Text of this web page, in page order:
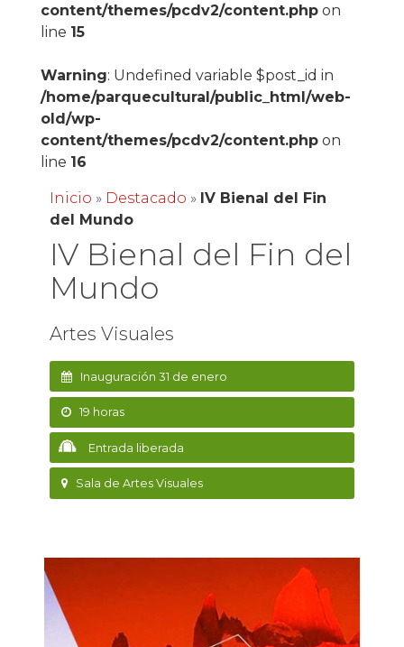
content/themes/pcdv2/content.phpon
line 15
Warning: Undefined variable $post_id in
/home/parquecultural/public_html/web-
old/wp-
content/themes/pcdv2/content.phpon
line 16
Inicio » Destacado » IV Bienal del Fin
del Mundo
IV Bienal del Fin del
Mundo
Artes Visuales
Inauguración 31 de enero
19 horas
Entrada liberada
Sala de Artes Visuales